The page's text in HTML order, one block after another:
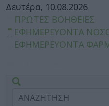
Δευτέρα, 10.08.2026
ΠΡΩΤΕΣ ΒΟΗΘΕΙΕΣ
ΕΦΗΜΕΡΕΥΟΝΤΑ
ΕΦΗΜΕΡΕΥΟΝΤΑ